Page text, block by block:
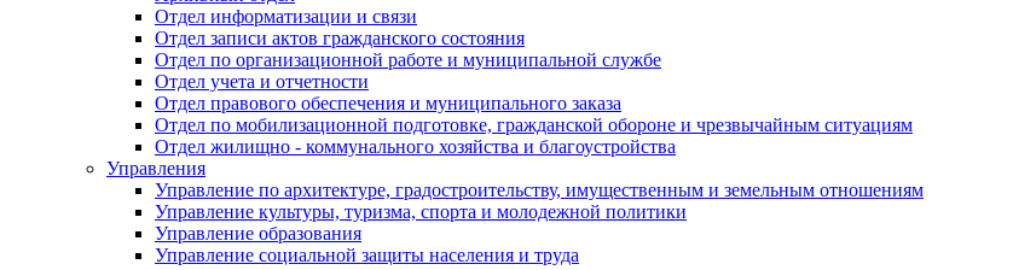
Отдел информатизации и связи
Отдел записи актов гражданского состояния
Отдел по организационной работе и муниципальной службе
Отдел учета и отчетности
Отдел правового обеспечения и муниципального заказа
Отдел по мобилизационной подготовке, гражданской обороне и чрезвычайным ситуациям
Отдел жилищно - коммунального хозяйства и благоустройства
Управления
Управление по архитектуре, градостроительству, имущественным и земельным отношениям
Управление культуры, туризма, спорта и молодежной политики
Управление образования
Управление социальной защиты населения и труда